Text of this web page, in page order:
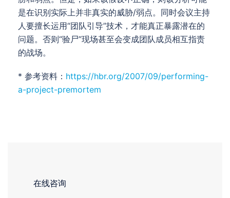
是在识别实际上并非真实的威胁/弱点。同时会议主持
人要擅长运用“团队引导”技术，才能真正暴露潜在的
问题。否则“验尸”现场甚至会变成团队成员相互指责
的战场。
* 参考资料： https://hbr.org/2007/09/performing-
a-project-premortem
在线咨询